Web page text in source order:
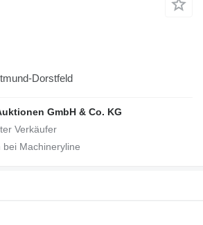
Dorstfeld
GmbH & Co. KG
bei Machineryline